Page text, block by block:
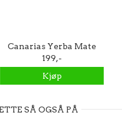
Canarias Yerba Mate
con TE VERDE Y
JENGIBRE 1 kg
199,-
Kjøp
SÅ OGSÅ PÅ